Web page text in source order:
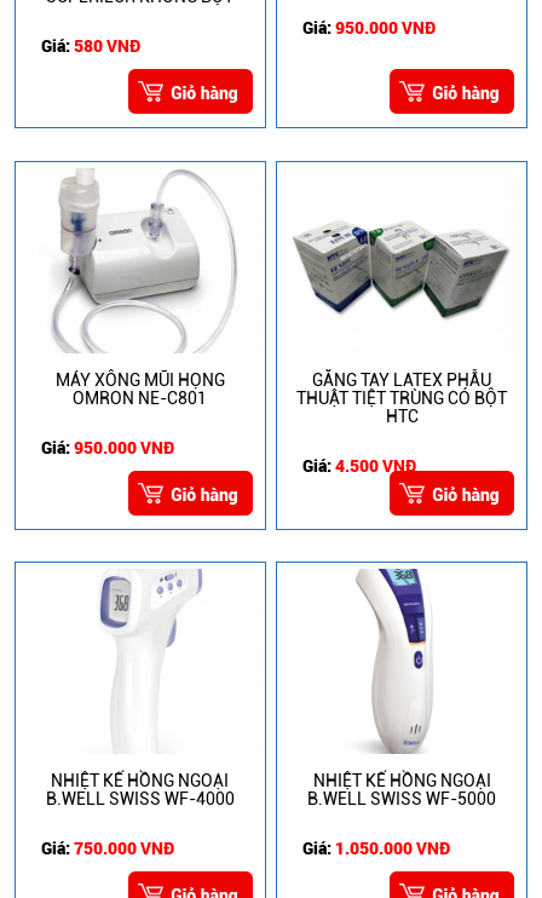
Giá:580 VNĐ
Giá:950.000 VNĐ
MÁY XÔNG MŨI HỌNG
OMRON NE-C801
Giá:950.000 VNĐ
GĂNG TAY LATEX PHẪU
THUẬT TIỆT TRÙNG CÓ BỘT
HTC
Giá:4.500 VNĐ
NHIỆT KẾ HỒNG NGOẠI
B.WELL SWISS WF-4000
Giá:750.000 VNĐ
NHIỆT KẾ HỒNG NGOẠI
B.WELL SWISS WF-5000
Giá: 1.050.000 VNĐ